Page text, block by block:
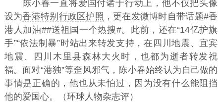
陈小春一直将爱国付诸于行动上，他不仅把头像
设为香港特别行政区护照 ，更在发微博时自带话题#香
港人加油##送祖国一个热搜#。此前，还在“14亿护旗
手”“依法制暴”时站出来转发支持，在四川地震、宜宾
地震、四川木里县森林大火时，也都为逝者转发祝
福。面对“港独”等歪风邪气，陈小春始终认为自己做的
事情是正确的，他也从未怕过，因为没有什么能阻挡
他的爱国心。（环球人物杂志评）